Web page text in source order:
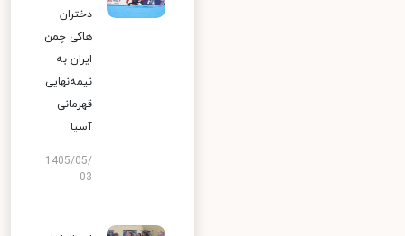
دختران
هاکی چمن
ایران به
نیمه‌نهایی
قهرمانی
آسیا
1405/05/
03